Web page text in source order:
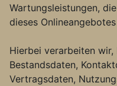
Wartungsleistungen,
dieses
Hierbei verarbeiten
Bestandsdaten,
Vertragsdaten,